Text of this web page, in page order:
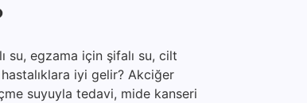
su, egzama için şifalı su, cilt
iyi gelir? Akciğer
suyuyla tedavi, mide kanseri